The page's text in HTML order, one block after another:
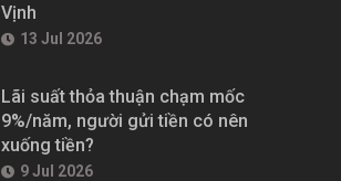
Vịnh
13 Jul 2026
Lãi suất thỏa thuận chạm mốc
9%/năm, người gửi tiền có nên
xuống tiền?
9 Jul 2026